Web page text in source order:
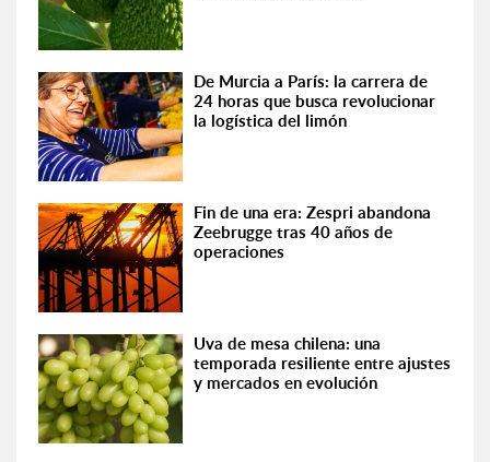
De Murcia a París: la carrera de
24 horas que busca revolucionar
la logística del limón
Fin de una era: Zespri abandona
Zeebrugge tras 40 años de
operaciones
Uva de mesa chilena: una
temporada resiliente entre ajustes
y mercados en evolución